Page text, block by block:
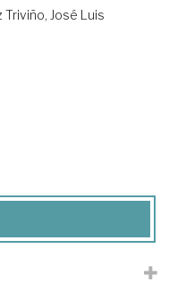
Triviño, José Luis